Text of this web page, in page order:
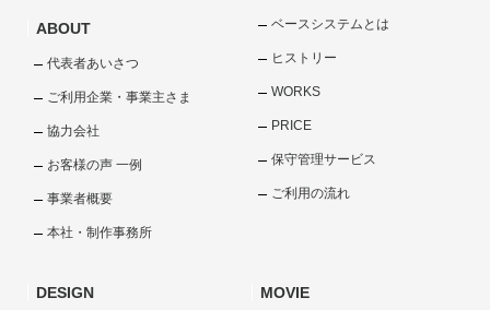
ABOUT
代表者あいさつ
ご利用企業・事業主さま
協力会社
お客様の声 一例
事業者概要
本社・制作事務所
ベースシステムとは
ヒストリー
WORKS
PRICE
保守管理サービス
ご利用の流れ
DESIGN MOVIE